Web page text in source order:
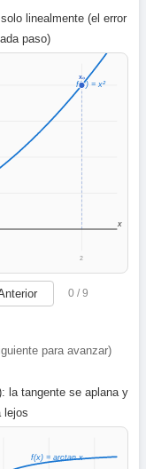
linealmente (el error
paso)
2
x
f(x) = x²
x₀
0 / 9
para avanzar)
la tangente se aplana y
lejos
f(x) = arctan x